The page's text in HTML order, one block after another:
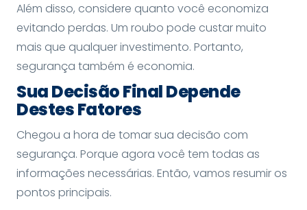
Além disso, considere quanto você economiza
evitando perdas. Um roubo pode custar muito
mais que qualquer investimento. Portanto,
segurança também é economia.
Sua Decisão Final Depende
Destes Fatores
Chegou a hora de tomar sua decisão com
segurança. Porque agora você tem todas as
informações necessárias. Então, vamos resumir os
pontos principais.